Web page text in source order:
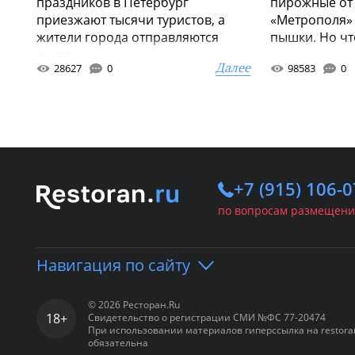
приезжают тысячи туристов, а
жители города отправляются
28627 0 Далее
пышки. Но
98583 0
+7 (915) 106-
по вопросам
Навигация по сайту
Портал Рестораны
18+
© 2026 Ресторан.Ru
Свидетельство о регистрации СМИ №ФС 77-20474
При использовании материалов гиперссылка на
обязательна